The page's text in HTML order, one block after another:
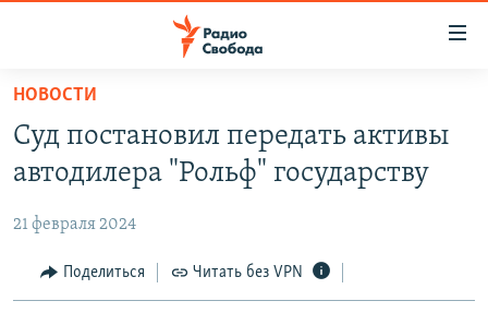
упрощенного
доступа
основному
Вернутся
ПОДКАСТЫ
АВТОРСКИЕ ПРОЕКТЫ
ЦИТАТЫ СВОБОДЫ
МНЕНИЯ
НОВОСТИ
Суд постановил передать активы
автодилера "Рольф" государству
21 февраля 2024
Поделиться Читать без VPN